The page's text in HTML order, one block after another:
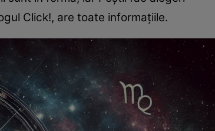
Click!, are toate informațiile.